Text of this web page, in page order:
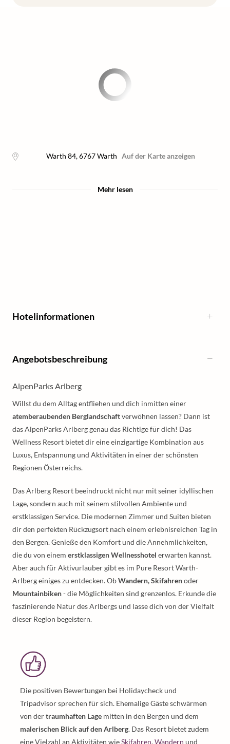
Warth 84,6767 Warth Auf der Karte anzeigen
Mehr lesen
Hotelinformationen
Angebotsbeschreibung
AlpenParks Arlberg
Willst du dem Alltag entfliehen und dich inmitten einer
atemberaubenden Berglandschaftverwöhnen lassen? Dann ist
das AlpenParks Arlberg genau das Richtige für dich! Das
Wellness Resort bietet dir eine einzigartige Kombination aus
Luxus, Entspannung und Aktivitäten in einer der schönsten
Regionen Österreichs.
Das Arlberg Resort beeindruckt nicht nur mit seiner idyllischen
Lage, sondern auch mit seinem stilvollen Ambiente und
erstklassigen Service. Die modernen Zimmer und Suiten bieten
dir den perfekten Rückzugsort nach einem erlebnisreichen Tag in
den Bergen. Genieße den Komfort und die Annehmlichkeiten,
die du von einem erstklassigen Wellnesshotel erwarten kannst.
Aber auch für Aktivurlauber gibt es im Pure Resort Warth-
Arlberg einiges zu entdecken. ObWandern, Skifahrenoder
Mountainbiken- die Möglichkeiten sind grenzenlos. Erkunde die
faszinierende Natur des Arlbergs und lasse dich von der Vielfalt
dieser Region begeistern.
Die positiven Bewertungen bei Holidaycheck und
Tripadvisor sprechen für sich. Ehemalige Gäste schwärmen
von dertraumhaften Lage mitten in den Bergen und dem
malerischen Blick auf den Arlberg. Das Resort bietet zudem
eine Vielzahl an Aktivitäten wieSkifahren,Wandern und